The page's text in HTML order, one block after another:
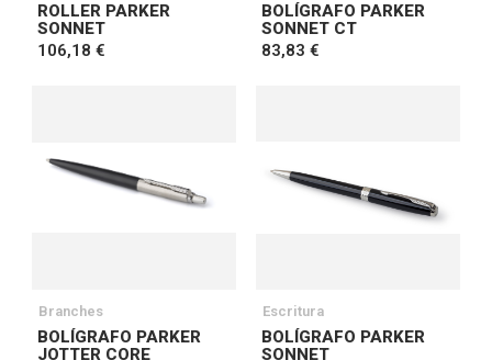
ROLLER PARKER
SONNET
106,18 €
BOLÍGRAFO PARKER
SONNET CT
83,83 €
Branches
BOLÍGRAFO PARKER
JOTTER CORE
Escritura
BOLÍGRAFO PARKER
SONNET